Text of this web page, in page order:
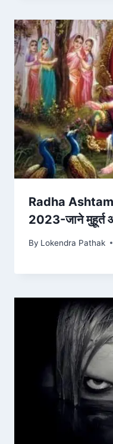
Radha
2023-जाने मुहूर्त
By Lokendra Pathak